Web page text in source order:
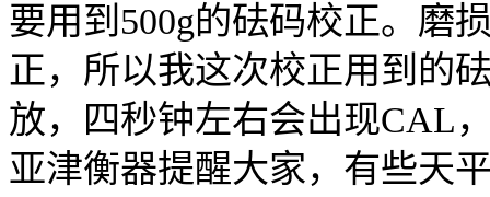
要用到500g的砝码校正。磨
正，所以我这次校正用到的
放，四秒钟左右会出现CAL
亚津衡器提醒大家，有些天